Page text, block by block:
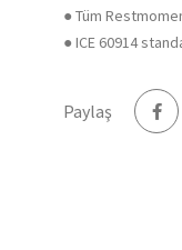
● Tüm
● ICE 60914
Paylaş